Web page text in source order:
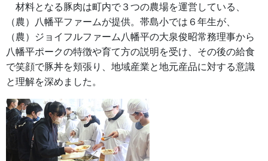
材料となる豚肉は町内で３つの農場を運営している、
（農）八幡平ファームが提供。帯島小では６年生が、
（農）ジョイフルファーム八幡平の大泉俊昭常務理事から
八幡平ポークの特徴や育て方の説明を受け、その後の給食
で笑顔で豚丼を頬張り、地域産業と地元産品に対する意識
と理解を深めました。